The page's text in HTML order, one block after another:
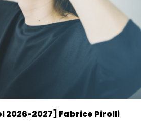
2026-2027] Fabrice Pirolli